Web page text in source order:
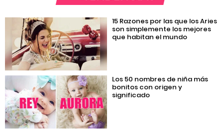
15 Razones por las que los Aries
son simplemente los mejores
que habitan el mundo
Los 50 nombres de niña más
bonitos con origen y
significado